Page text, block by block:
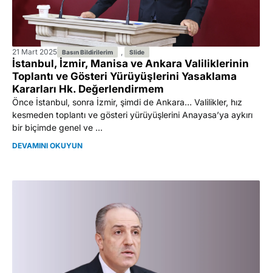
21 Mart 2025 Basın Bildirilerim Slide
İstanbul, İzmir, Manisa ve Ankara Valiliklerinin
Toplantı ve Gösteri Yürüyüşlerini Yasaklama
Kararları Hk. Değerlendirmem
Önce İstanbul, sonra İzmir, şimdi de Ankara… Valilikler, hız
kesmeden toplantı ve gösteri yürüyüşlerini Anayasa’ya aykırı
bir biçimde genel ve ...
DEVAMINI OKUYUN